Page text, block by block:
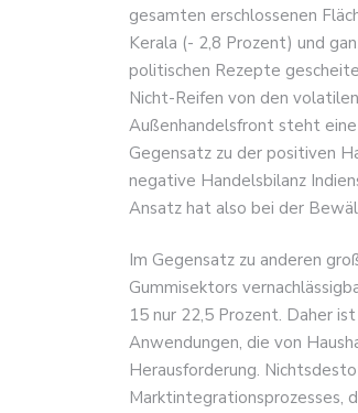
gesamten erschlossenen
Kerala (- 2,8 Prozent) und
politischen Rezepte
Nicht-Reifen von den
Außenhandelsfront steht
Gegensatz zu der positiven
negative Handelsbilanz
Ansatz hat also bei der
Im Gegensatz zu anderen
Gummisektors
15 nur 22,5 Prozent. Daher
Anwendungen, die von
Herausforderung.
Marktintegrationsprozesses,